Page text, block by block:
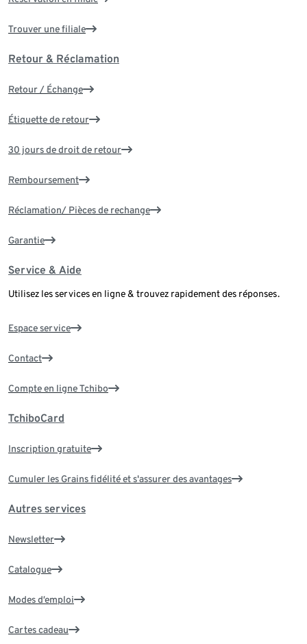
Trouver une filiale
Retour & Réclamation
Retour / Échange
Étiquette de retour
30 jours de droit de retour
Remboursement
Réclamation/ Pièces de rechange
Garantie
Service & Aide
Utilisez les services en ligne & trouvez rapidement des réponses.
Espace service
Contact
Compte en ligne Tchibo
TchiboCard
Inscription gratuite
Cumuler les Grains fidélité et s'assurer des avantages
Autres services
Newsletter
Catalogue
Modes d’emploi
Cartes cadeau